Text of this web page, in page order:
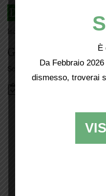
DAGLI L'ANDA
Iscriviti
Giorno per
Scopri tutti gli eventiqui
È
Da Febbraio
dismesso, troverai